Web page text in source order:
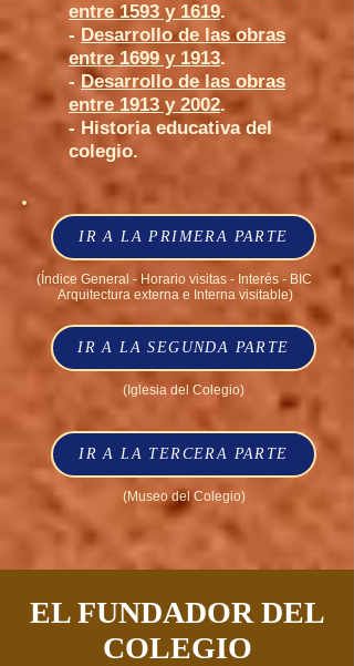
entre 1593 y 1619.
- Desarrollo de las obras
entre 1699 y 1913.
- Desarrollo de las obras
entre 1913 y 2002.
- Historia educativa del
colegio.
IR A LA PRIMERA PARTE
(Índice General - Horario visitas - Interés - BIC
Arquitectura externa e Interna visitable)
IR A LA SEGUNDA PARTE
(Iglesia del Colegio)
IR A LA TERCERA PARTE
(Museo del Colegio)
EL FUNDADOR DEL
COLEGIO